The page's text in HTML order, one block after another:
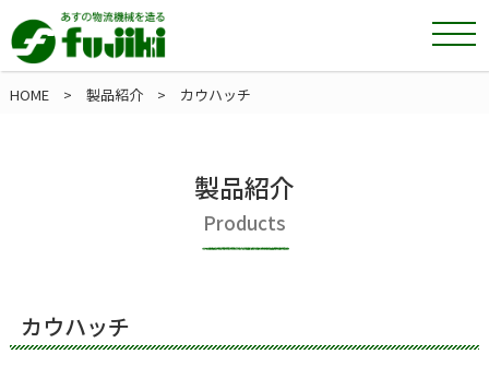
HOME> 製品紹介> カウハッチ
製品紹介
Products
カウハッチ